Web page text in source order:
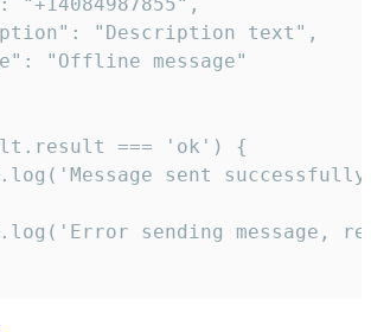
"Description text",
"Offline message"
=== 'ok') {
sent
sending message,